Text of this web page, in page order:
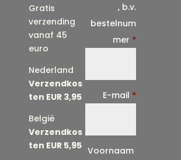
Gratis
verzending
vanaf 45
euro
Nederland
Verzendkos
ten EUR 3,95
België
Verzendkos
ten EUR 5,95
, b.v.
bestelnum
mer *
E-mail *
Voornaam